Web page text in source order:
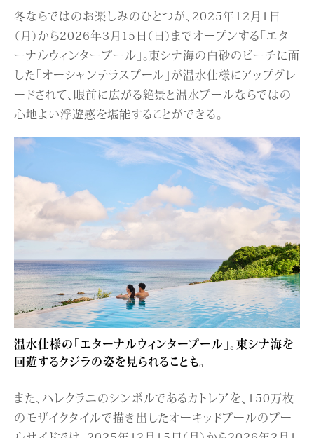
冬ならではのお楽しみのひとつが、2025年12月1日
（月）から2026年3月15日（日）までオープンする「エタ
ーナルウィンタープール」。東シナ海の白砂のビーチに面
した「オーシャンテラスプール」が温水仕様にアップグレ
ードされて、眼前に広がる絶景と温水プールならではの
心地よい浮遊感を堪能することができる。
温水仕様の「エターナルウィンタープール」。東シナ海を
回遊するクジラの姿を見られることも。
また、ハレクラニのシンボルであるカトレアを、150万枚
のモザイクタイルで描き出したオーキッドプールのプー